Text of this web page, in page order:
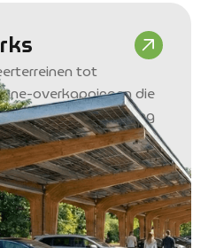
tot
overkappingen die
bescherming
kunnen worden
laadinfrastructuur.